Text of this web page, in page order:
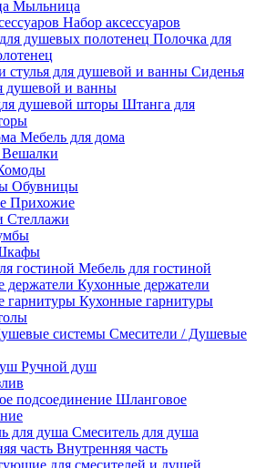
Мыльница
Набор аксессуаров
Полочка для
Сиденья
душевой и ванны
Штанга для
Мебель для дома
Вешалки
Обувницы
Прихожие
Стеллажи
Мебель для гостиной
Кухонные держатели
Кухонные гарнитуры
Смесители / Душевые
Ручной душ
Шланговое
Смеситель для душа
Внутренняя часть